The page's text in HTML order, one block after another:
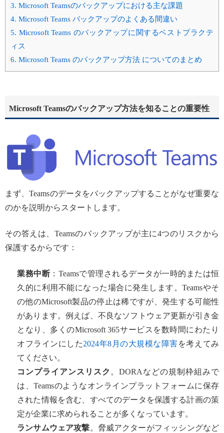
3. Microsoft Teamsのバックアップにおける主な課題
4. Microsoft Teams バックアップのよくある間違い
5. Microsoft Teams のバックアップに関するベストプラクテ
ィス
6. Microsoft Teams のバックアップ方法 についてのまとめ
Microsoft Teamsのバックアップ方法を知ることの重要性
まず、Teamsのデータをバックアップすることがなぜ重要な
のかを説明からスタートします。
その答えは、Teamsのバックアップが主に4つのリスクから
保護するからです：
業務中断 ：Teamsで管理されるデータが一時的または恒
久的に利用不能になった場合に発生します。Teamsやそ
の他のMicrosoft製品の停止は稀ですが、発生する可能性
があります。例えば、不良なソフトウェア更新が引き金
となり、多くのMicrosoft 365サービスを数時間にわたり
オフラインにした2024年8月の大規模な障害を考えてみ
てください。
コンプライアンスリスク 。DORAなどの規制枠組みで
は、Teamsのようなオンラインプラットフォームに保存
された情報を含む、すべてのデータを保護する計画の策
定が企業に求められることが多くなっています。
ランサムウェア攻撃。脅威アクターがフィッシングなど